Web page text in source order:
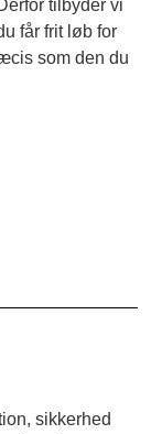
tilbyder vi
får frit løb for
som den du
sikkerhed